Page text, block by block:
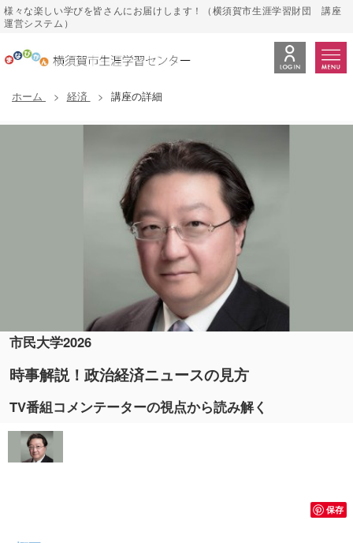
様々な楽しい学びを皆さんにお届けします！（横須賀市生涯学習財団 講座
運営システム）
ホーム 経済 講座の詳細
市民大学2026
時事解説！政治経済ニュースの見方
TV番組コメンテーターの視点から読み解く
保存